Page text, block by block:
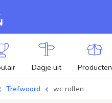
Dagje uit Producten
Trefwoord wc rollen